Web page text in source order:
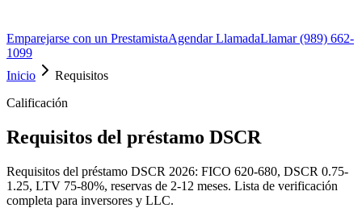
Emparejarse con un PrestamistaAgendar LlamadaLlamar (989) 662-
1099
Inicio
Requisitos
Calificación
Requisitos del préstamo DSCR
Requisitos del préstamo DSCR 2026: FICO 620-680, DSCR 0.75-
1.25, LTV 75-80%, reservas de 2-12 meses. Lista de verificación
completa para inversores y LLC.